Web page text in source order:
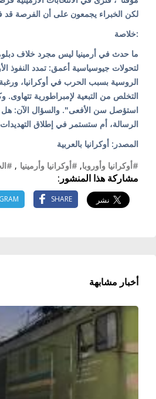
لكن الخبراء يجمعون على أن الفرصة قد
:خلاصة
ما حدث في أرمينيا ليس مجرد خلاف
لتحولات جيوسياسية أعمق: تمدد النفوذ
الروسية بسبب الحرب في أوكرانيا،
التخلص من التبعية لإمبراطورية تتهاوى.
استؤصل سن الأفعى". والسؤال الآن:
الرسالة، أم ستستمر في إطلاق
المصدر: أوكرانيا بالعربية
#أوكرانيا وأوروبا, #أوكرانيا وأرمينيا ,
مشاركة هذا المنشور:
SHARE
أخبار مشابهة